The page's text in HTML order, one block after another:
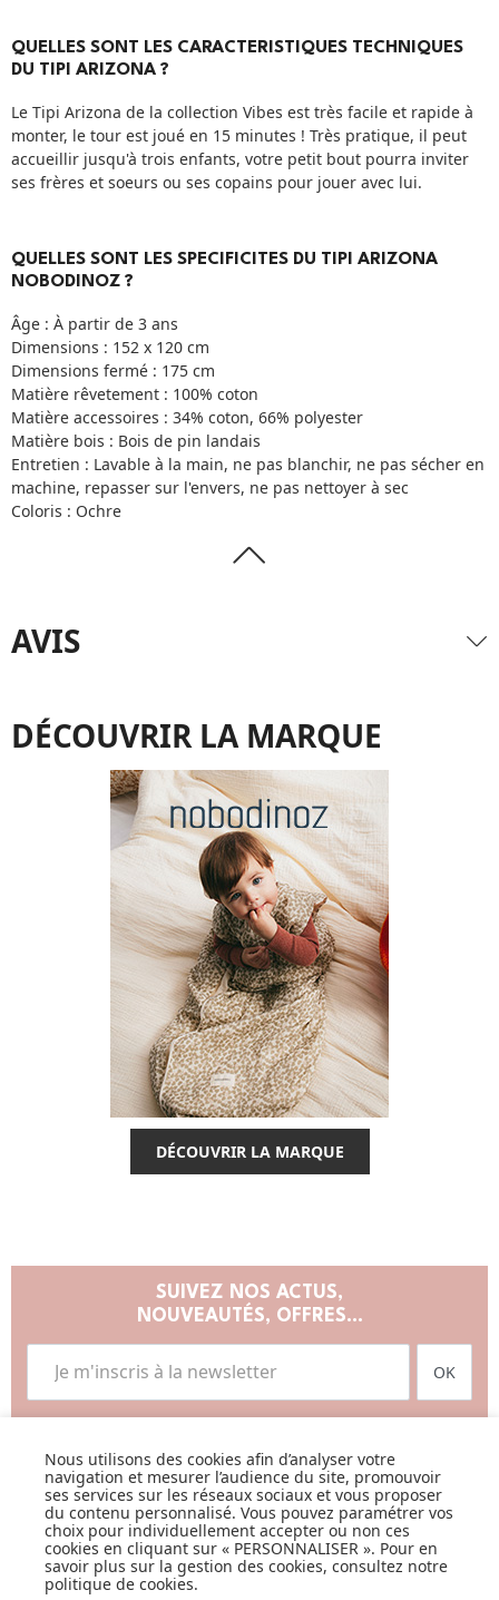
QUELLES SONT LES CARACTERISTIQUES TECHNIQUES
DU TIPI ARIZONA ?
Le Tipi Arizona de la collection Vibes est très facile et rapide à
monter, le tour est joué en 15 minutes ! Très pratique, il peut
accueillir jusqu'à trois enfants, votre petit bout pourra inviter
ses frères et soeurs ou ses copains pour jouer avec lui.
QUELLES SONT LES SPECIFICITES DU TIPI ARIZONA
NOBODINOZ ?
Âge : À partir de 3 ans
Dimensions : 152 x 120 cm
Dimensions fermé : 175 cm
Matière rêvetement : 100% coton
Matière accessoires : 34% coton, 66% polyester
Matière bois : Bois de pin landais
Entretien : Lavable à la main, ne pas blanchir, ne pas sécher en
machine, repasser sur l'envers, ne pas nettoyer à sec
Coloris : Ochre
AVIS
DÉCOUVRIR LA MARQUE
DÉCOUVRIR LA MARQUE
SUIVEZ NOS ACTUS,
NOUVEAUTÉS, OFFRES...
OK
LISTE DE NAISSANCE
JE DÉCOUVRE
Nous utilisons des cookies afin d’analyser votre
navigation et mesurer l’audience du site, promouvoir
ses services sur les réseaux sociaux et vous proposer
du contenu personnalisé. Vous pouvez paramétrer vos
choix pour individuellement accepter ou non ces
cookies en cliquant sur « PERSONNALISER ». Pour en
savoir plus sur la gestion des cookies, consultez notre
politique de cookies.